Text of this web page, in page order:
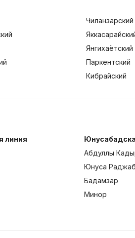
Чиланзарский
Янгихаётский
Паркентский
Кибрайский
линия
Абдуллы
Юнуса
Бадамзар
Минор